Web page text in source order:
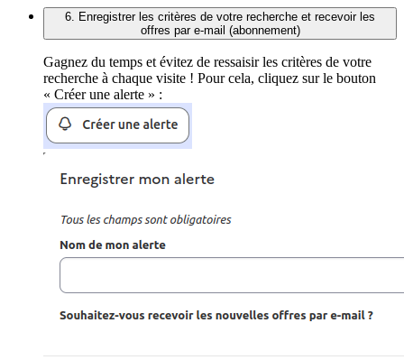
6. Enregistrer les critères de votre recherche et recevoir les
offres par e-mail (abonnement)
Gagnez du temps et évitez de ressaisir les critères de votre
recherche à chaque visite ! Pour cela, cliquez sur le bouton
« Créer une alerte » :